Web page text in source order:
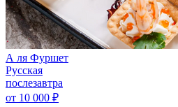
А ля Фуршет
Русская
послезавтра
от 10 000 ₽